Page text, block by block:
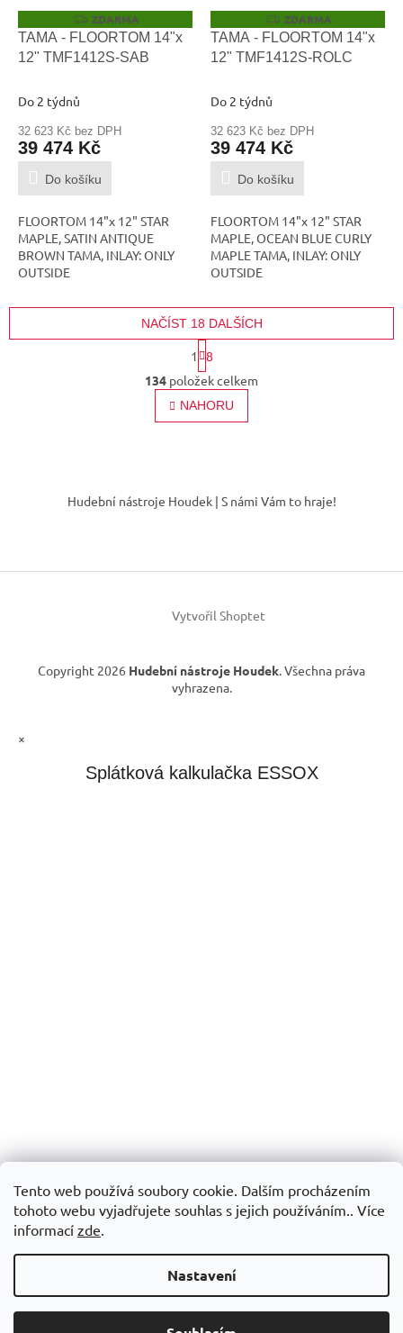
Tento web používá soubory cookie. Dalším procházením
tohoto webu vyjadřujete souhlas s jejich používáním.. Více
informací zde.
Nastavení
Z
D
A
R
ZDARMA
TAMA - FLOORTOM 14"x
12" TMF1412S-SAB
Do 2 týdnů
32 623 Kč bez DPH
39 474 Kč
Do košíku
FLOORTOM 14"x 12" STAR
MAPLE, SATIN ANTIQUE
BROWN TAMA, INLAY: ONLY
OUTSIDE
Z
D
A
R
ZDARMA
TAMA - FLOORTOM 14"x
12" TMF1412S-ROLC
Do 2 týdnů
32 623 Kč bez DPH
39 474 Kč
Do košíku
FLOORTOM 14"x 12" STAR
MAPLE, OCEAN BLUE CURLY
MAPLE TAMA, INLAY: ONLY
OUTSIDE
O
v
l
á
p
y
ý
u
NAČÍST 18 DALŠÍCH
t
r
á
n
k
í
1
8
134 položek celkem
NAHORU
í
Hudební nástroje Houdek | S námi Vám to hraje!
Vytvořil Shoptet
Copyright 2026 Hudební nástroje Houdek. Všechna práva
vyhrazena.
×
Splátková kalkulačka ESSOX